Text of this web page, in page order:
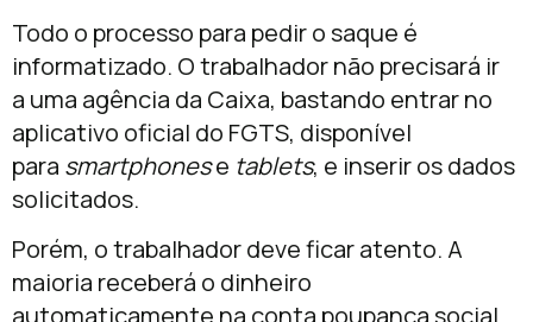
Todo o processo para pedir o saque é
informatizado. O trabalhador não precisará ir
a uma agência da Caixa, bastando entrar no
aplicativo oficial do FGTS, disponível
para smartphonese tablets, e inserir os dados
solicitados.
Porém, o trabalhador deve ficar atento. A
maioria receberá o dinheiro
automaticamente na conta poupança social